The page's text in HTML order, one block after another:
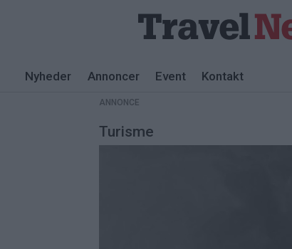
Nyheder Annoncer Event Kontakt
ANNONCE
Turisme